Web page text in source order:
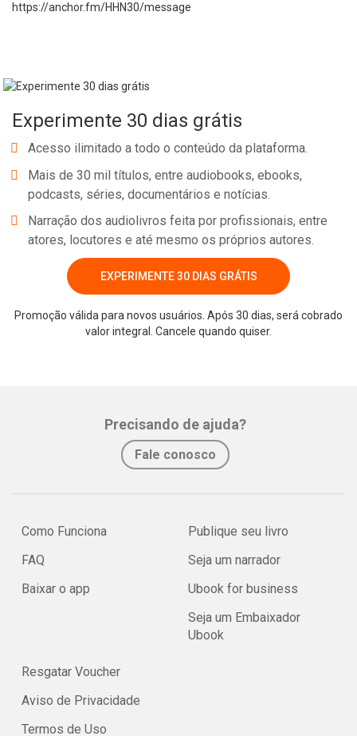
https://anchor.fm/HHN30/message
Experimente 30 dias grátis
Acesso ilimitado a todo o conteúdo da plataforma.
Mais de 30 mil títulos, entre audiobooks, ebooks,
podcasts, séries, documentários e notícias.
Narração dos audiolivros feita por profissionais, entre
atores, locutores e até mesmo os próprios autores.
EXPERIMENTE 30 DIAS GRÁTIS
Promoção válida para novos usuários. Após 30 dias, será cobrado
valor integral. Cancele quando quiser.
Precisando de ajuda?
Fale conosco
Como Funciona
FAQ
Baixar o app
Publique seu livro
Seja um narrador
Ubook for business
Seja um Embaixador
Ubook
Resgatar Voucher
Aviso de Privacidade
Termos de Uso
Whatsapp Facebook Twitter E-mail